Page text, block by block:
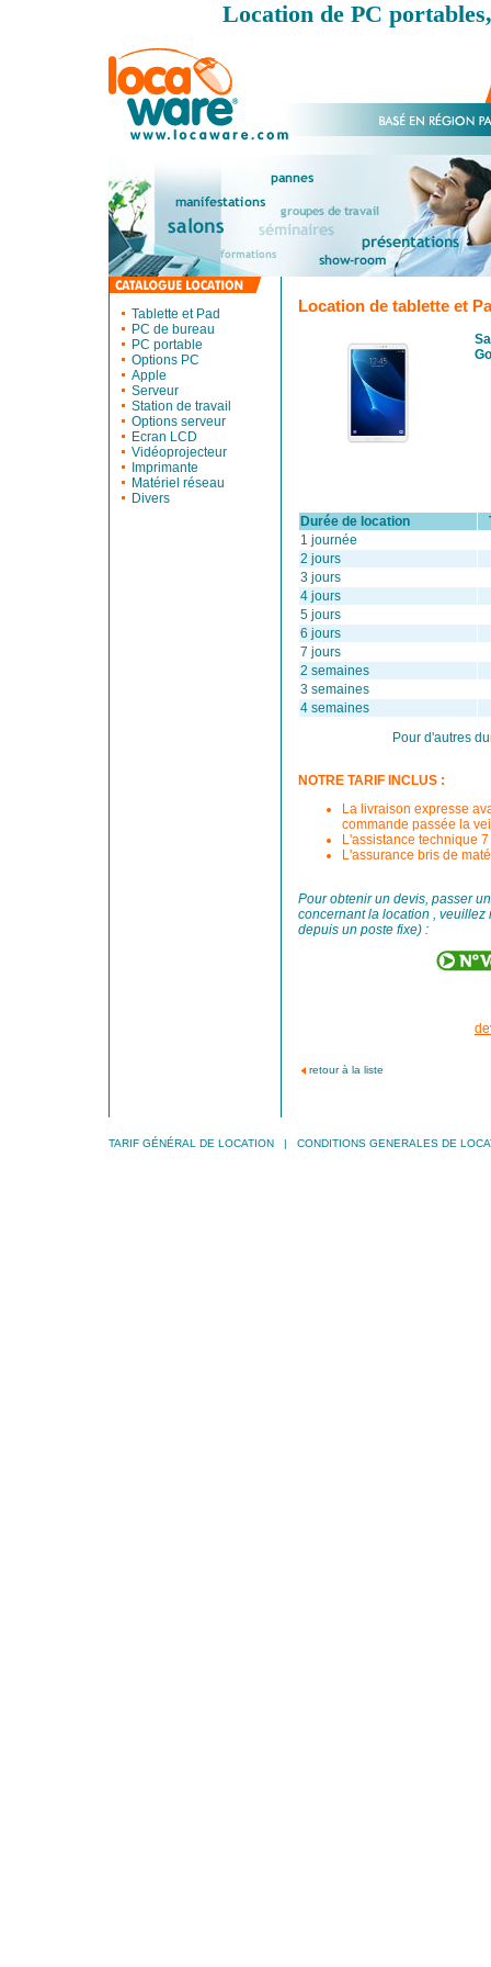
Location de PC
Tablette et Pad
PC de bureau
PC portable
Options PC
Apple
Serveur
Station de travail
Options serveur
Ecran LCD
Vidéoprojecteur
Imprimante
Matériel réseau
Divers
Location de tablette et
Durée de location
1 journée
2 jours
3 jours
4 jours
5 jours
6 jours
7 jours
2 semaines
3 semaines
4 semaines
Pour d'autres
NOTRE TARIF INCLUS :
La livraison expresse
commande passée la
L'assistance technique
L'assurance bris de
Pour obtenir un devis, passer
concernant la location ,
depuis un poste fixe) :
retour à la liste
TARIF GÉNÉRAL DE LOCATION| CONDITIONS GENERALES DE